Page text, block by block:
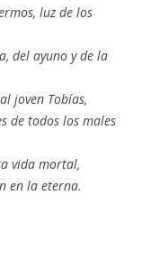
luz de los
del ayuno y de la
joven Tobías,
de todos los males
vida mortal,
en la eterna.